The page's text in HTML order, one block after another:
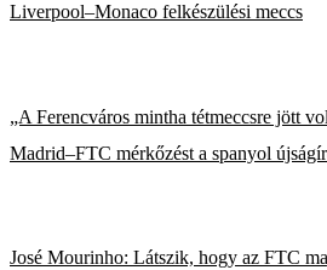
Liverpool–Monaco felkészülési meccs
„A Ferencváros mintha tétmeccsre jött
Madrid–FTC mérkőzést a spanyol
José Mourinho: Látszik, hogy az FTC